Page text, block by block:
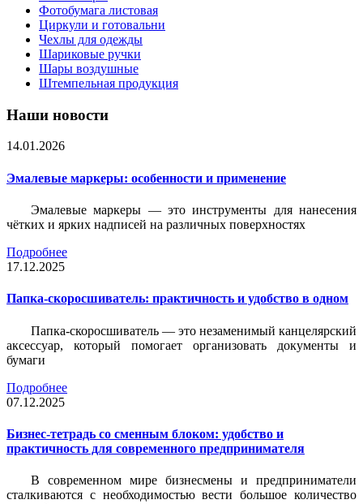
Фотобумага листовая
Циркули и готовальни
Чехлы для одежды
Шариковые ручки
Шары воздушные
Штемпельная продукция
Наши новости
14.01.2026
Эмалевые маркеры: особенности и применение
Эмалевые маркеры — это инструменты для нанесения
чётких и ярких надписей на различных поверхностях
Подробнее
17.12.2025
Папка-скоросшиватель: практичность и удобство в одном
Папка-скоросшиватель — это незаменимый канцелярский
аксессуар, который помогает организовать документы и
бумаги
Подробнее
07.12.2025
Бизнес-тетрадь со сменным блоком: удобство и
практичность для современного предпринимателя
В современном мире бизнесмены и предприниматели
сталкиваются с необходимостью вести большое количество